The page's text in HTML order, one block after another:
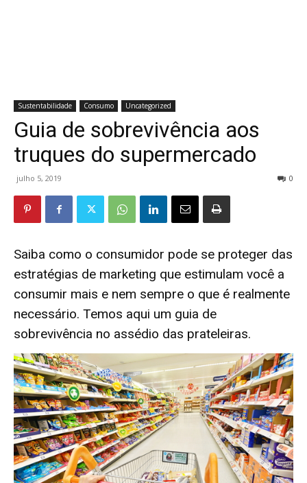
Sustentabilidade Consumo Uncategorized
Guia de sobrevivência aos
truques do supermercado
julho 5, 2019 0
Saiba como o consumidor pode se proteger das
estratégias de marketing que estimulam você a
consumir mais e nem sempre o que é realmente
necessário. Temos aqui um guia de
sobrevivência no assédio das prateleiras.